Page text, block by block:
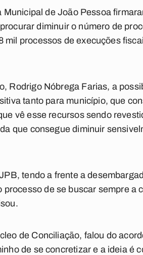
de João Pessoa
diminuir o número de
mil processos de execuções
Rodrigo Nóbrega Farias, a
tanto para município, que
vê esse recursos sendo
que consegue diminuir
tendo a frente a
de se buscar sempre a
de Conciliação, falou do
de se concretizar e a ideia é